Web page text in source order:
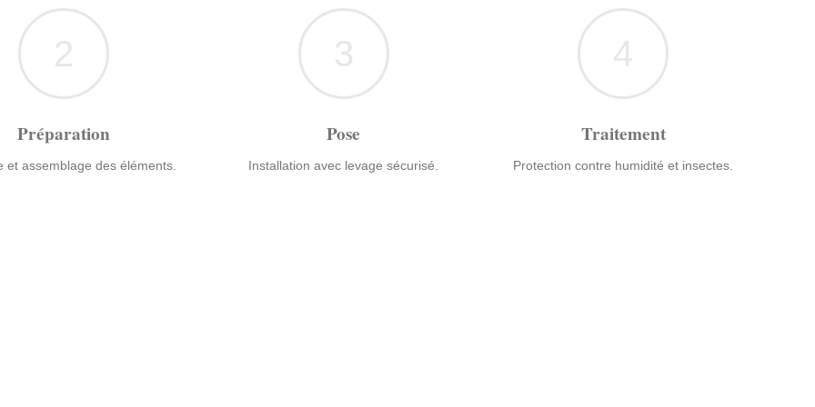
2
Préparation
et assemblage des éléments.
3
Pose
Installation avec levage sécurisé.
4
Traitement
Protection contre humidité et insectes.